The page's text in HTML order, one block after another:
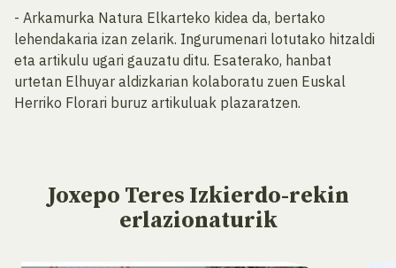
- Arkamurka Natura Elkarteko kidea da, bertako
lehendakaria izan zelarik. Ingurumenari lotutako hitzaldi
eta artikulu ugari gauzatu ditu. Esaterako, hanbat
urtetan Elhuyar aldizkarian kolaboratu zuen Euskal
Herriko Florari buruz artikuluak plazaratzen.
Joxepo Teres Izkierdo-rekin
erlazionaturik